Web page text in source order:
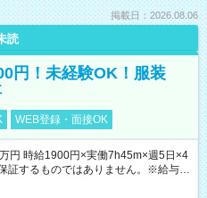
掲載日：2026.08.06
読
円！未経験OK！服装
WEB登録・面接OK
時給1900円×実働7h45m×週5日×4
証するものではありません。※給与即
用条件有）